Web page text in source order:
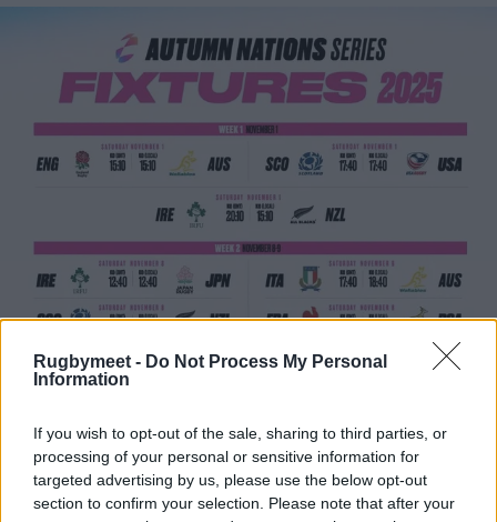
Rugbymeet - Do Not Process My Personal
Information
If you wish to opt-out of the sale, sharing to third parties, or
processing of your personal or sensitive information for
targeted advertising by us, please use the below opt-out
section to confirm your selection. Please note that after your